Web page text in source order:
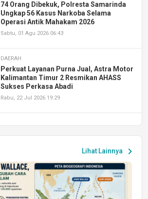
74 Orang Dibekuk, Polresta Samarinda
Ungkap 56 Kasus Narkoba Selama
Operasi Antik Mahakam 2026
Sabtu, 01 Agu 2026 06:43
DAERAH
Perkuat Layanan Purna Jual, Astra Motor
Kalimantan Timur 2 Resmikan AHASS
Sukses Perkasa Abadi
Rabu, 22 Jul 2026 19:29
Peluang Kerja dan Magang
Jumat, 17 Jul 2026 22:30
DAERAH
Lihat Lainnya chevron_right